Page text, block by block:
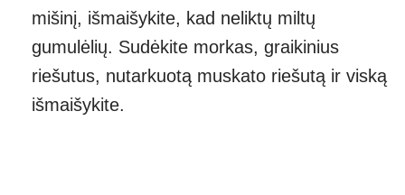
mišinį, išmaišykite, kad neliktų miltų
gumulėlių. Sudėkite morkas, graikinius
riešutus, nutarkuotą muskato riešutą ir viską
išmaišykite.